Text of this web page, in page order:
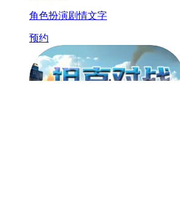
角色扮演剧情文字
预约